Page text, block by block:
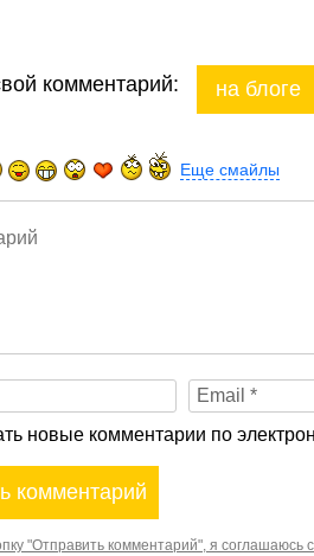
комментарий: на блоге
Еще смайлы
новые комментарии по
"Отправить комментарий", я соглашаюсь